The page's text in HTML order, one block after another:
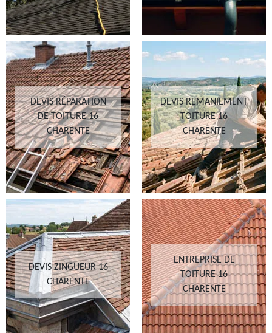
DEVIS RÉPARATION
DE TOITURE 16
CHARENTE
DEVIS REMANIEMENT
TOITURE 16
CHARENTE
DEVIS ZINGUEUR 16
CHARENTE
ENTREPRISE DE
TOITURE 16
CHARENTE